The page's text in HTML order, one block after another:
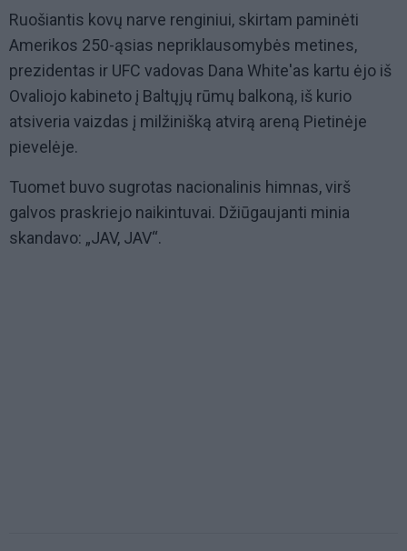
Ruošiantis kovų narve renginiui, skirtam paminėti
Amerikos 250-ąsias nepriklausomybės metines,
prezidentas ir UFC vadovas Dana White'as kartu ėjo iš
Ovaliojo kabineto į Baltųjų rūmų balkoną, iš kurio
atsiveria vaizdas į milžinišką atvirą areną Pietinėje
pievelėje.
Tuomet buvo sugrotas nacionalinis himnas, virš
galvos praskriejo naikintuvai. Džiūgaujanti minia
skandavo: „JAV, JAV“.